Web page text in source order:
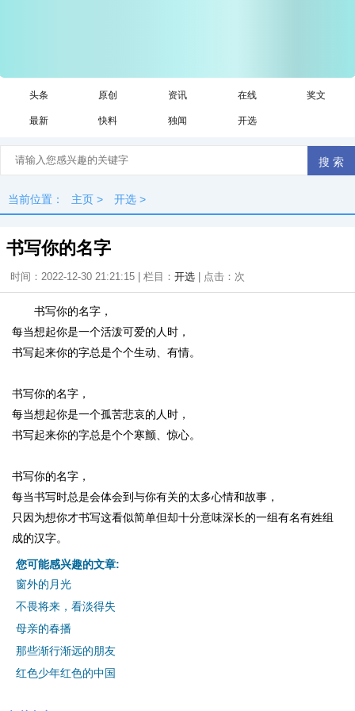
头条 原创 资讯 在线 奖文
最新 快料 独闻 开选
当前位置： 主页 > 开选 >
书写你的名字
时间：2022-12-30 21:21:15 | 栏目： 开选 | 点击： 次
书写你的名字，
每当想起你是一个活泼可爱的人时，
书写起来你的字总是个个生动、有情。
书写你的名字，
每当想起你是一个孤苦悲哀的人时，
书写起来你的字总是个个寒颤、惊心。
书写你的名字，
每当书写时总是会体会到与你有关的太多心情和故事，
只因为想你才书写这看似简单但却十分意味深长的一组有名有姓组
成的汉字。
您可能感兴趣的文章:
窗外的月光
不畏将来，看淡得失
母亲的春播
那些渐行渐远的朋友
红色少年红色的中国